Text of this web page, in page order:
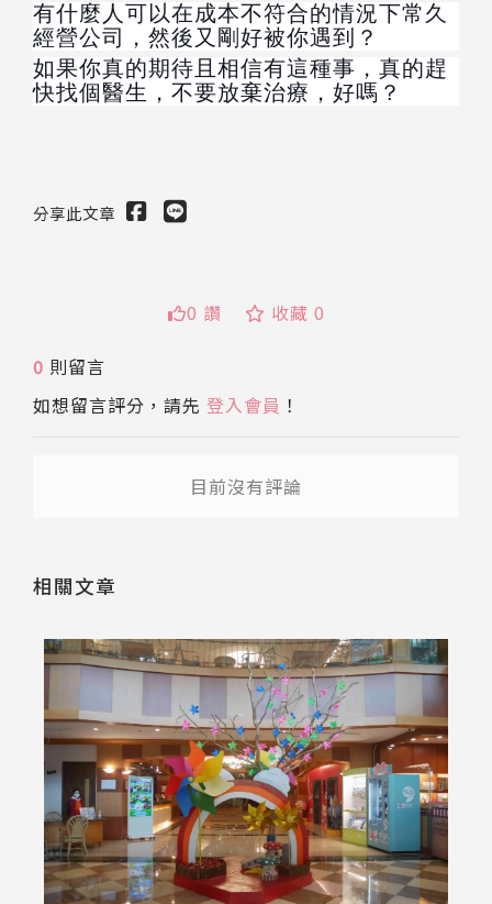
有什麼人可以在成本不符合的情況下常久
經營公司，然後又剛好被你遇到？
如果你真的期待且相信有這種事，真的趕
快找個醫生，不要放棄治療，好嗎？
分享此文章
0 讚 收藏 0
0 則留言
如想留言評分，請先 登入會員 ！
目前沒有評論
相關文章